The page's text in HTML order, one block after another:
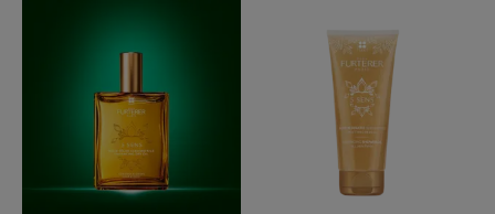
olie
voor
haar
en
lichaam
doucheolie